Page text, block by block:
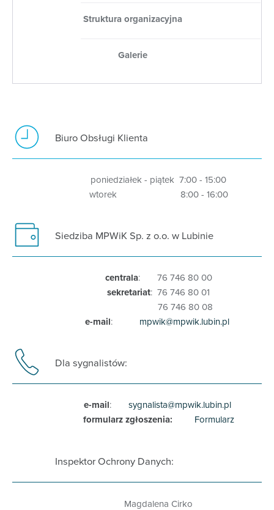
Struktura organizacyjna
Galerie
Biuro Obsługi Klienta
poniedziałek - piątek 7:00 - 15:00
wtorek 8:00 - 16:00
Siedziba MPWiK Sp. z o.o. w Lubinie
centrala: 76 746 80 00
sekretariat: 76 746 80 01
76 746 80 08
e-mail: mpwik@mpwik.lubin.pl
Dla sygnalistów:
e-mail: sygnalista@mpwik.lubin.pl
formularz zgłoszenia: Formularz
Inspektor Ochrony Danych:
Magdalena Cirko